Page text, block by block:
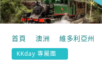
首頁 澳洲 維多利亞州
KKday 專屬團